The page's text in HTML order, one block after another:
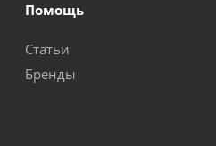
Помощь
Статьи
Бренды